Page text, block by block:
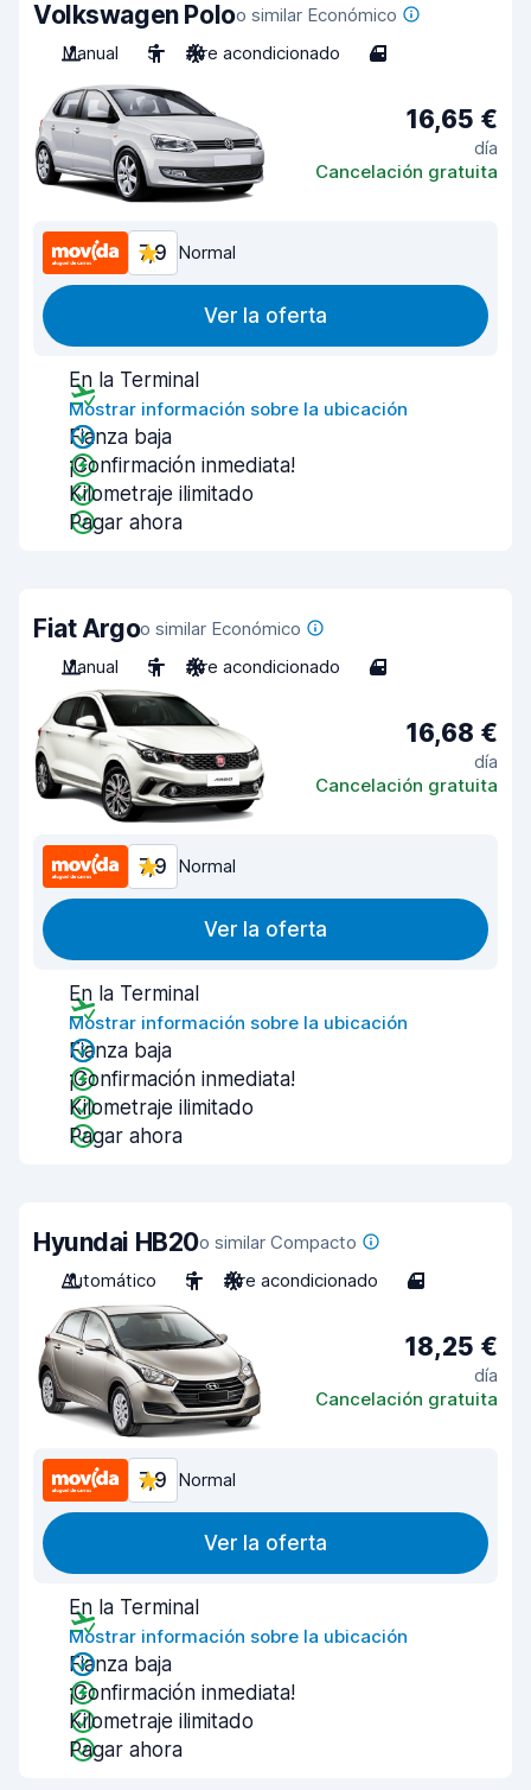
Volkswagen Poloo similar Económico
Manual
5 Aire acondicionado 4
16,65 €
día
Cancelación gratuita
7,9 Normal
Ver la oferta
En la Terminal
Mostrar información sobre la ubicación
Fianza baja
¡Confirmación inmediata!
Kilometraje ilimitado
Pagar ahora
Fiat Argoo similar Económico
Manual
5 Aire acondicionado 4
16,68 €
día
Cancelación gratuita
7,9 Normal
Ver la oferta
En la Terminal
Mostrar información sobre la ubicación
Fianza baja
¡Confirmación inmediata!
Kilometraje ilimitado
Pagar ahora
Hyundai HB20o similar Compacto
Automático
5 Aire acondicionado 4
18,25 €
día
Cancelación gratuita
7,9 Normal
Ver la oferta
En la Terminal
Mostrar información sobre la ubicación
Fianza baja
¡Confirmación inmediata!
Kilometraje ilimitado
Pagar ahora